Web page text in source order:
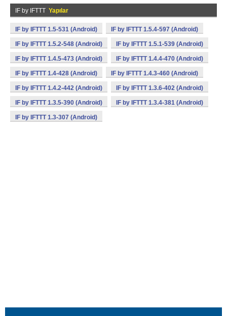
IF by IFTTT Yapılar
IF by IFTTT 1.5-531 (Android) IF by IFTTT 1.5.4-597 (Android)
IF by IFTTT 1.5.2-548 (Android) IF by IFTTT 1.5.1-539 (Android)
IF by IFTTT 1.4.5-473 (Android) IF by IFTTT 1.4.4-470 (Android)
IF by IFTTT 1.4-428 (Android) IF by IFTTT 1.4.3-460 (Android)
IF by IFTTT 1.4.2-442 (Android) IF by IFTTT 1.3.6-402 (Android)
IF by IFTTT 1.3.5-390 (Android) IF by IFTTT 1.3.4-381 (Android)
IF by IFTTT 1.3-307 (Android)